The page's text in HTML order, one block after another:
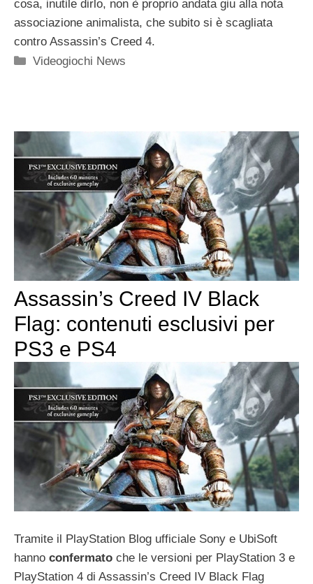
cosa, inutile dirlo, non è proprio andata giu alla nota
associazione animalista, che subito si è scagliata
contro Assassin’s Creed 4.
Categorie
Videogiochi News
Assassin’s Creed IV Black
Flag: contenuti esclusivi per
PS3 e PS4
Tramite il PlayStation Blog ufficiale Sony e UbiSoft
hanno confermato che le versioni per PlayStation 3 e
PlayStation 4 di Assassin’s Creed IV Black Flag